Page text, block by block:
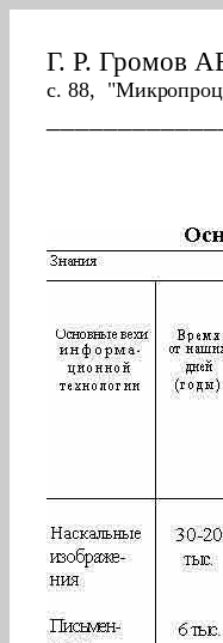
Г. Р.
c. 88, "